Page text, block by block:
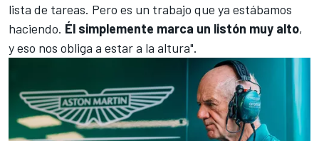
lista de tareas. Pero es un trabajo que ya estábamos
haciendo. Él simplemente marca un listón muy alto,
y eso nos obliga a estar a la altura".